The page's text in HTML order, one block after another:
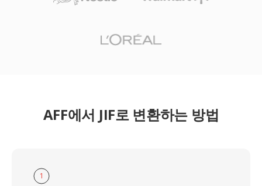
AFF에서 JIF로 변환하는 방법
1